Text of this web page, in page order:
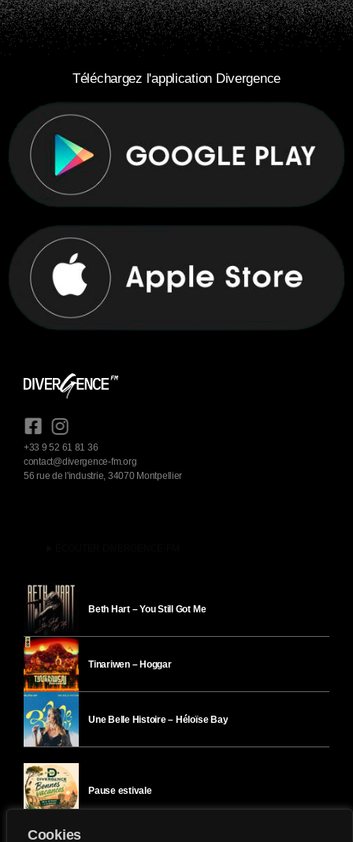
Cookies
Téléchargez l'application Divergence
+33 9 52 61 81 36
contact@divergence-fm.org
56 rue de l'industrie, 34070 Montpellier
Beth Hart – You Still Got Me
Tinariwen – Hoggar
Une Belle Histoire – Héloïse Bay
Pause estivale